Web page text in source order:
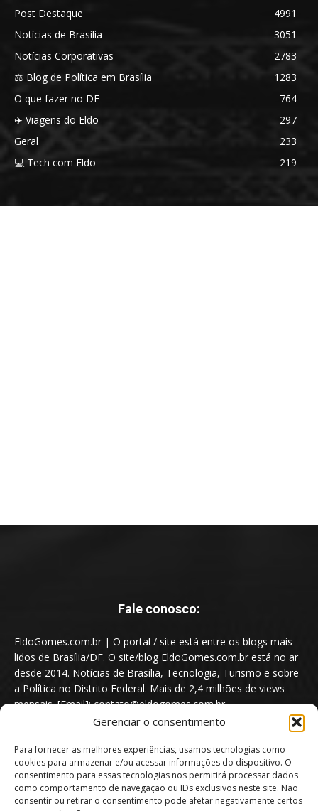
Gerenciar o consentimento
Para fornecer as melhores experiências, usamos tecnologias como
cookies para armazenar e/ou acessar informações do dispositivo. O
consentimento para essas tecnologias nos permitirá processar dados
como comportamento de navegação ou IDs exclusivos neste site. Não
consentir ou retirar o consentimento pode afetar negativamente certos
Post Destaque
4991
Notícias de Brasília
3051
Notícias Corporativas
2783
⚖️ Blog de Política em Brasília
1283
O que fazer no DF
764
✈️ Viagens do Eldo
297
Geral
233
💻 Tech com Eldo
219
Fale conosco:
EldoGomes.com.br | O portal / site está entre os blogs mais
lidos de Brasília/DF. O site/blog EldoGomes.com.br está no ar
desde 2014. Notícias de Brasília, Tecnologia, Turismo e sobre
a Política no Distrito Federal. Mais de 2,4 milhões de views
mensais. [Email]: contato@eldogomes.com.br